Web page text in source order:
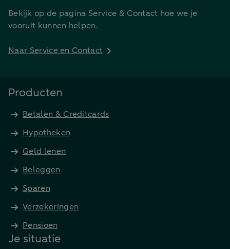
Bekijk op de pagina Service & Contact hoe we je
vooruit kunnen helpen.
Naar Service en Contact
Producten
Betalen & Creditcards
Hypotheken
Geld lenen
Beleggen
Sparen
Verzekeringen
Pensioen
Je situatie